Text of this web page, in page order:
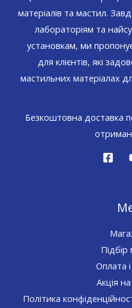
матеріалів та мастил.
лабораторіям та
установкам, ми
для клієнтів, які
мастильних матеріалах
Безкоштовна доставка
Підбір
Оплата
Акція
Політика